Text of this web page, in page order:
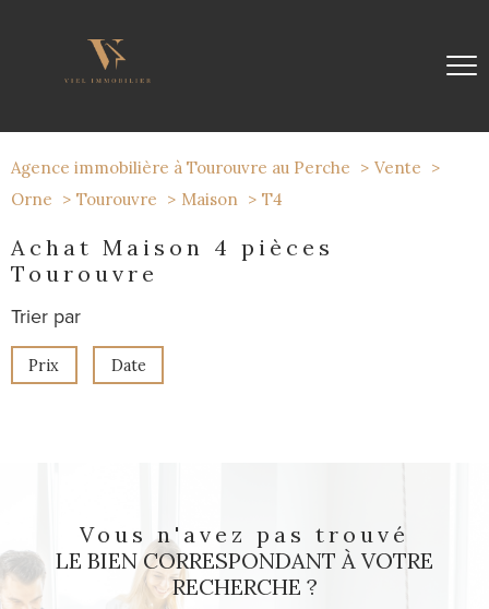
Agence immobilière à Tourouvre au Perche
Vente
Orne
Tourouvre Maison T4
Achat Maison 4 pièces
Tourouvre
Trier par
Prix Date
Vous n'avez pas trouvé
LE BIEN CORRESPONDANT À VOTRE
RECHERCHE ?